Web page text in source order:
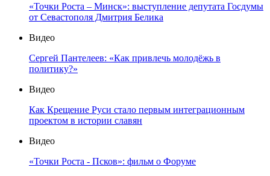
«Точки Роста – Минск»: выступление депутата Госдумы
от Севастополя Дмитрия Белика
Видео
Сергей Пантелеев: «Как привлечь молодёжь в
политику?»
Видео
Как Крещение Руси стало первым интеграционным
проектом в истории славян
Видео
«Точки Роста - Псков»: фильм о Форуме